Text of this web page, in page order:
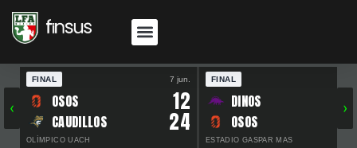
‹
FINAL 7 jun.
OSOS 12
CAUDILLOS 24
OLÍMPICO UACH
FINAL
DINOS
OSOS
ESTADIO GASPAR MAS
›